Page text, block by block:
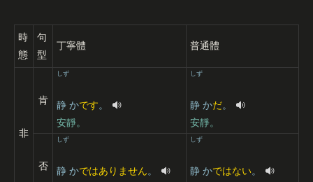
時
態
句
型
丁寧體 普通體
非
肯 静
しず
かです。
安靜。
静
しず
かだ。
安靜。
否 静
しず
かではありません。
静
しず
かではない。